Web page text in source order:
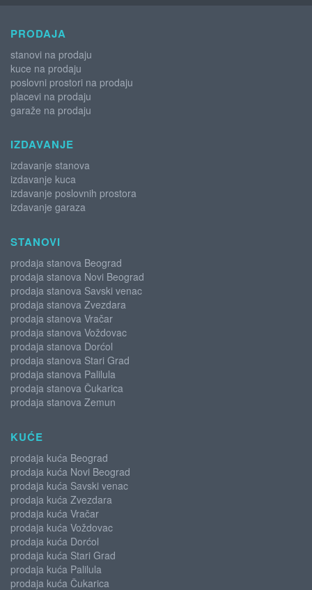
PRODAJA
stanovi na prodaju
kuce na prodaju
poslovni prostori na prodaju
placevi na prodaju
garaže na prodaju
IZDAVANJE
izdavanje stanova
izdavanje kuca
izdavanje poslovnih prostora
izdavanje garaza
STANOVI
prodaja stanova Beograd
prodaja stanova Novi Beograd
prodaja stanova Savski venac
prodaja stanova Zvezdara
prodaja stanova Vračar
prodaja stanova Voždovac
prodaja stanova Dorćol
prodaja stanova Stari Grad
prodaja stanova Palilula
prodaja stanova Čukarica
prodaja stanova Zemun
KUĆE
prodaja kuća Beograd
prodaja kuća Novi Beograd
prodaja kuća Savski venac
prodaja kuća Zvezdara
prodaja kuća Vračar
prodaja kuća Voždovac
prodaja kuća Dorćol
prodaja kuća Stari Grad
prodaja kuća Palilula
prodaja kuća Čukarica